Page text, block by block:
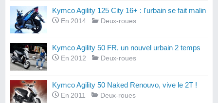
Kymco Agility 125 City 16+ : l'urbain se fait malin
En 2014 Deux-roues
Kymco Agility 50 FR, un nouvel urbain 2 temps
En 2012 Deux-roues
Kymco Agility 50 Naked Renouvo, vive le 2T !
En 2011 Deux-roues